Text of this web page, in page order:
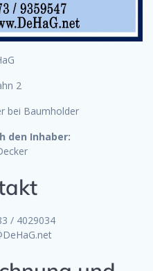
2
bei Baumholder
den Inhaber:
/ 4029034